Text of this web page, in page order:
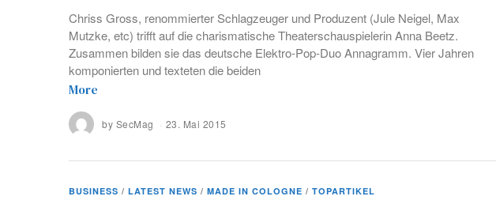
Chriss Gross, renommierter Schlagzeuger und Produzent (Jule Neigel, Max
Mutzke, etc) trifft auf die charismatische Theaterschauspielerin Anna Beetz.
Zusammen bilden sie das deutsche Elektro-Pop-Duo Annagramm. Vier Jahren
komponierten und texteten die beiden
More
by SecMag 23. Mai 2015
BUSINESS / LATEST NEWS / MADE IN COLOGNE / TOPARTIKEL